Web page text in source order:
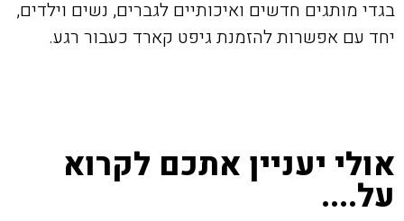
בגדי מותגים חדשים ואיכותיים לגברים, נשים וילדים,
יחד עם אפשרות להזמנת גיפט קארד כעבור רגע.
אולי יעניין אתכם לקרוא
על....